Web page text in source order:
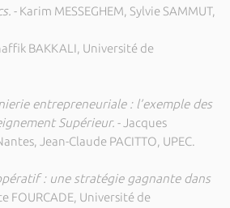
- Karim MESSEGHEM, Sylvie SAMMUT,
BAKKALI, Université de
entrepreneuriale : l’exemple des
Supérieur. - Jacques
Jean-Claude PACITTO, UPEC.
: une stratégie gagnante dans
FOURCADE, Université de